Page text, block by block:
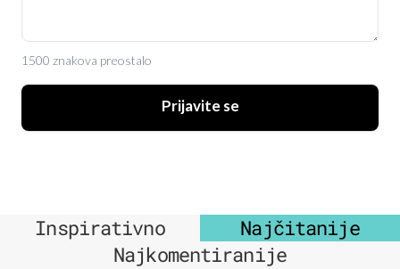
1500 znakova preostalo
Prijavite se
Inspirativno
Najčitanije
Najkomentiranije